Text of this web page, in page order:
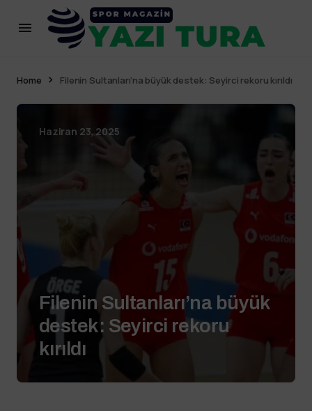
Home Filenin Sultanları’na büyük destek: Seyirci rekoru kırıldı
Haziran 23, 2025
Filenin Sultanları’na büyük
destek: Seyirci rekoru
kırıldı